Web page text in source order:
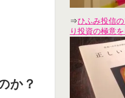
か？
⇒ひふみ投信
り投資の極意